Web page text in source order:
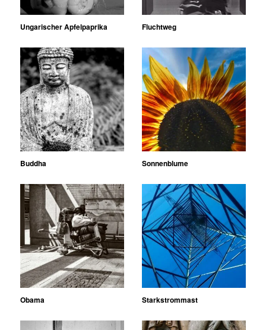
Ungarischer Apfelpaprika Fluchtweg
Buddha Sonnenblume
Obama Starkstrommast